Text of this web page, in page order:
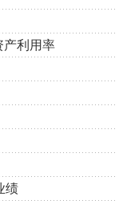
产利用率
绩